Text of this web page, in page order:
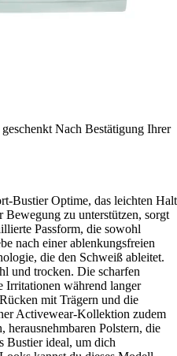
Nach Bestätigung Ihrer
Bustier Optime, das leichten Halt
zu unterstützen, sorgt
Passform, die sowohl
nach einer ablenkungsfreien
die den Schweiß ableitet.
und trocken. Die scharfen
Irritationen während langer
mit Trägern und die
Activewear-Kollektion zudem
herausnehmbaren Polstern, die
Bustier ideal, um dich